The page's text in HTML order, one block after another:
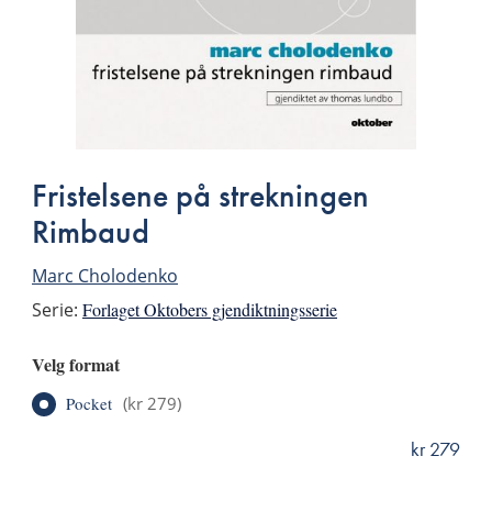
Fristelsene på strekningen
Rimbaud
Marc Cholodenko
Serie: Forlaget Oktobers gjendiktningsserie
Velg format
Pocket (kr 279)
kr 279